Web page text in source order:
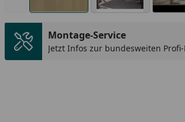
Montage-Service
Jetzt Infos zur bundesweiten